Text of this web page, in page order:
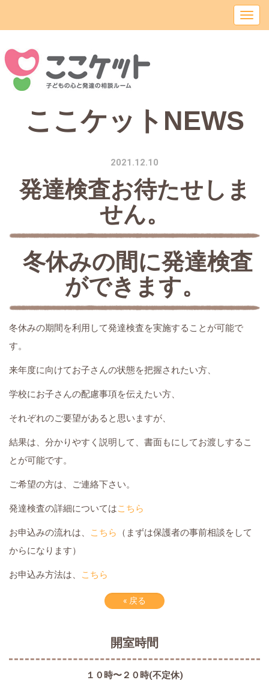
ここケットNEWS
2021.12.10
発達検査お待たせしま
せん。
冬休みの間に発達検査
ができます。
冬休みの期間を利用して発達検査を実施することが可能で
す。
来年度に向けてお子さんの状態を把握されたい方、
学校にお子さんの配慮事項を伝えたい方、
それぞれのご要望があると思いますが、
結果は、分かりやすく説明して、書面もにしてお渡しするこ
とが可能です。
ご希望の方は、ご連絡下さい。
発達検査の詳細についてはこちら
お申込みの流れは、 こちら
（まずは保護者の事前相談をして
からになります）
お申込み方法は、 こちら
« 戻る
開室時間
１０時〜２０時(不定休)